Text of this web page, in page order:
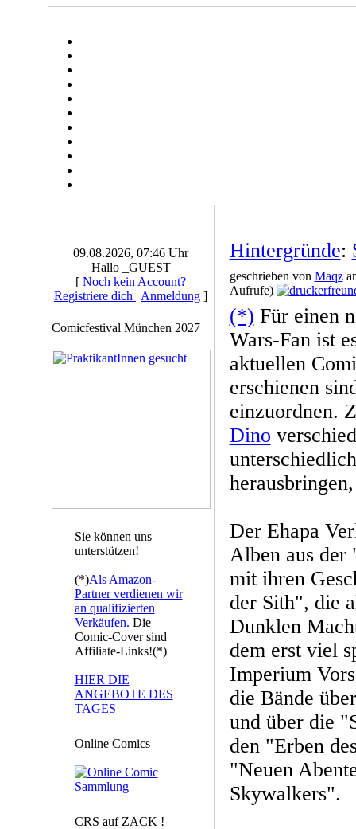
09.08.2026, 07:46 Uhr
Hallo _GUEST
[ Noch kein Account?
Registriere dich | Anmeldung ]
Comicfestival München 2027
Sie können uns
unterstützen!
(*)Als Amazon-
Partner verdienen wir
an qualifizierten
Verkäufen. Die
Comic-Cover sind
Affiliate-Links!(*)
HIER DIE
ANGEBOTE DES
TAGES
Online Comics
CRS auf ZACK !
Hintergründe:
geschrieben von Maqz
Aufrufe)
(*) Für einen
Wars-Fan ist
aktuellen
erschienen
einzuordnen.
Dino
Der Ehapa
Alben aus der
mit ihren
der Sith", die
Dunklen
dem erst viel
Imperium
die Bände
und über die
den "Erben
"Neuen
Skywalkers".